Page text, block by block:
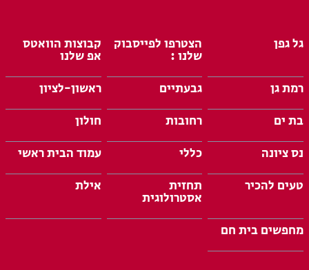
גל גפן הצטרפו לפייסבוק
שלנו :
קבוצות הוואטס
אפ שלנו
רמת גן
גבעתיים
ראשון-לציון
בת ים
רחובות
חולון
נס ציונה
כללי
עמוד הבית ראשי
טעים להכיר
תחזית
אסטרולוגית
אילת
מחפשים בית חם